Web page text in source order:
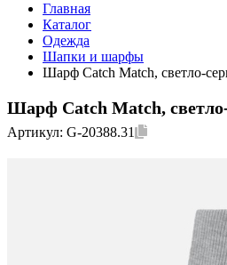
Главная
Каталог
Одежда
Шапки и шарфы
Шарф Catch Match, светло-
Шарф Catch Match,
Артикул: G-20388.31